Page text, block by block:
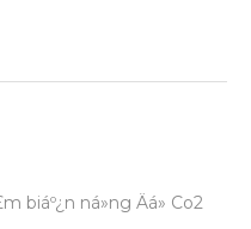
biáº¿n ná»ng Äá» Co2